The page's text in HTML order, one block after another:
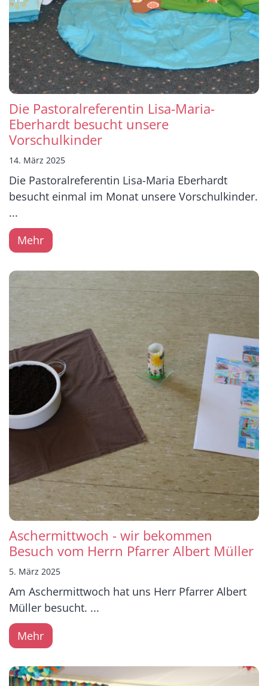
Die Pastoralreferentin Lisa-Maria-
Eberhardt besucht unsere
Vorschulkinder
14. März 2025
Die Pastoralreferentin Lisa-Maria Eberhardt
besucht einmal im Monat unsere Vorschulkinder.
...
Mehr
Aschermittwoch - wir bekommen
Besuch vom Herrn Pfarrer Albert Müller
5. März 2025
Am Aschermittwoch hat uns Herr Pfarrer Albert
Müller besucht. ...
Mehr